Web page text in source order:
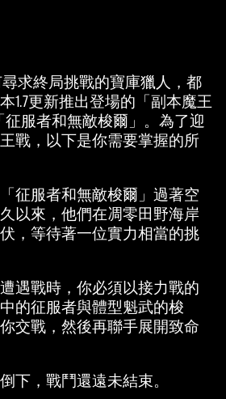
尋求終局挑戰的寶庫獵人，都
1.7更新推出登場的「副本魔王
征服者和無敵梭爾」。為了迎
戰，以下是你需要掌握的所
征服者和無敵梭爾」過著空
以來，他們在凋零田野海岸
，等待著一位實力相當的挑
遇戰時，你必須以接力戰的
的征服者與體型魁武的梭
交戰，然後再聯手展開致命
下，戰鬥還遠未結束。